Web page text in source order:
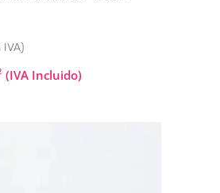
IVA)
(IVA Incluido)